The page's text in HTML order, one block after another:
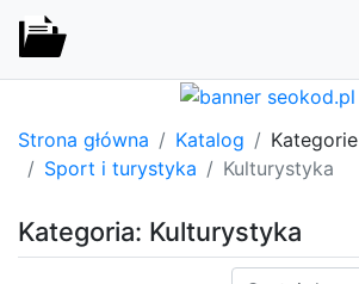
Strona główna Katalog
Kategorie
Sport i turystyka
Kulturystyka
Kategoria: Kulturystyka